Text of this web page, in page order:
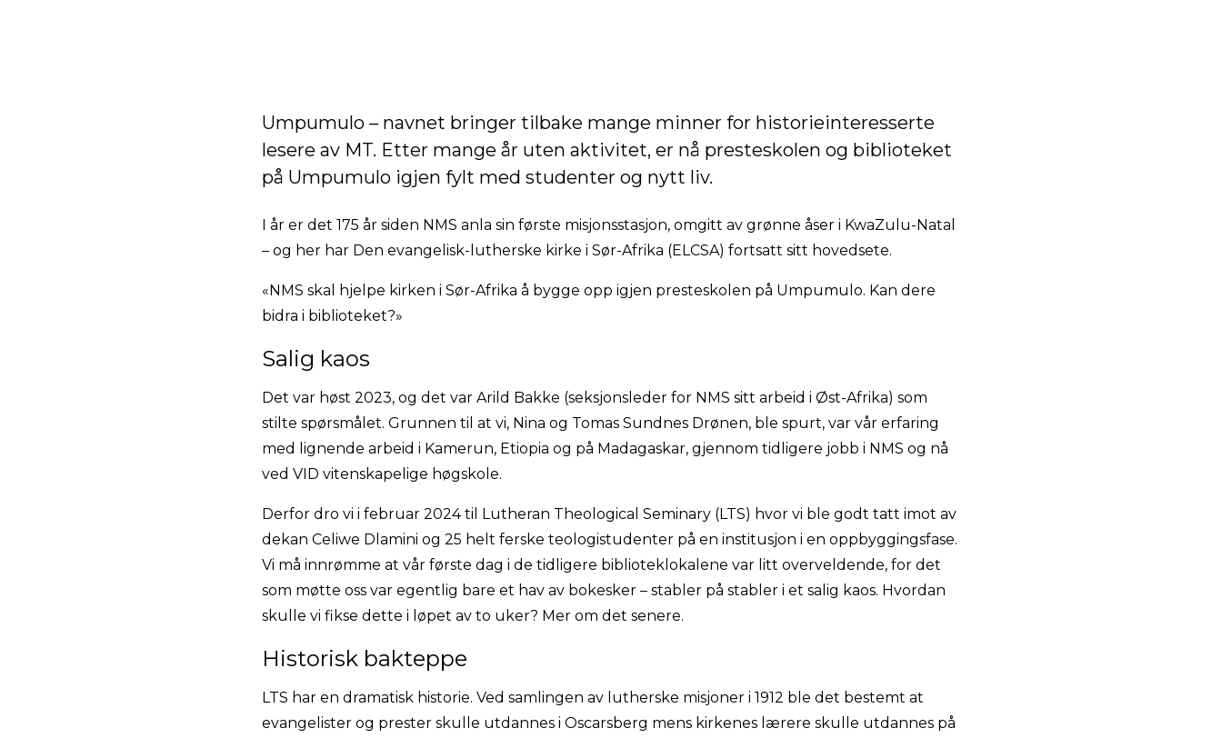
Umpumulo – navnet bringer tilbake mange minner for historieinteresserte
lesere av MT. Etter mange år uten aktivitet, er nå presteskolen og biblioteket
på Umpumulo igjen fylt med studenter og nytt liv.
I år er det 175 år siden NMS anla sin første misjonsstasjon, omgitt av grønne åser i KwaZulu-Natal
– og her har Den evangelisk-lutherske kirke i Sør-Afrika (ELCSA) fortsatt sitt hovedsete.
«NMS skal hjelpe kirken i Sør-Afrika å bygge opp igjen presteskolen på Umpumulo. Kan dere
bidra i biblioteket?»
Salig kaos
Det var høst 2023, og det var Arild Bakke (seksjonsleder for NMS sitt arbeid i Øst-Afrika) som
stilte spørsmålet. Grunnen til at vi, Nina og Tomas Sundnes Drønen, ble spurt, var vår erfaring
med lignende arbeid i Kamerun, Etiopia og på Madagaskar, gjennom tidligere jobb i NMS og nå
ved VID vitenskapelige høgskole.
Derfor dro vi i februar 2024 til Lutheran Theological Seminary (LTS) hvor vi ble godt tatt imot av
dekan Celiwe Dlamini og 25 helt ferske teologistudenter på en institusjon i en oppbyggingsfase.
Vi må innrømme at vår første dag i de tidligere biblioteklokalene var litt overveldende, for det
som møtte oss var egentlig bare et hav av bokesker – stabler på stabler i et salig kaos. Hvordan
skulle vi fikse dette i løpet av to uker? Mer om det senere.
Historisk bakteppe
LTS har en dramatisk historie. Ved samlingen av lutherske misjoner i 1912 ble det bestemt at
evangelister og prester skulle utdannes i Oscarsberg mens kirkenes lærere skulle utdannes på